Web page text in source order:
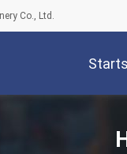
Co., Ltd.